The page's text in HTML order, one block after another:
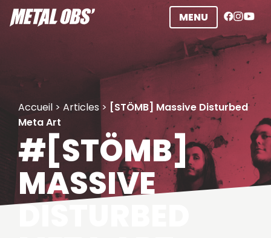
Aller
au
MENU
Accueil > Articles > [STÖMB] Massive Disturbed
Meta Art
#[STÖMB]
MASSIVE
DISTURBED